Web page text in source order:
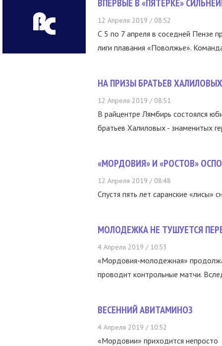
ВПЕРВЫЕ В «ПЯТЕРКЕ»
12 Апреля 2019 / 08:52
С 5 по 7 апреля в соседней Пензе
лиги плавания «Поволжье».
НА ПРИЗЫ БРАТЬЕВ ХАЛИЛОВЫХ
12 Апреля 2019 / 08:51
В райцентре Лямбирь состоялся
братьев Халиловых - знаменитых
«МОРДОВИЯ» И «РОСТОВ»
12 Апреля 2019 / 08:48
Спустя пять лет саранские «лисы»
МОЛОДЕЖКА НЕ ТУШУЕТСЯ
4 Апреля 2019 / 10:53
«Мордовия-молодежная»
проводит контрольные матчи.
ВЕСЕННИЙ АВИТАМИНОЗ
4 Апреля 2019 / 10:52
«Мордовии» приходится непросто